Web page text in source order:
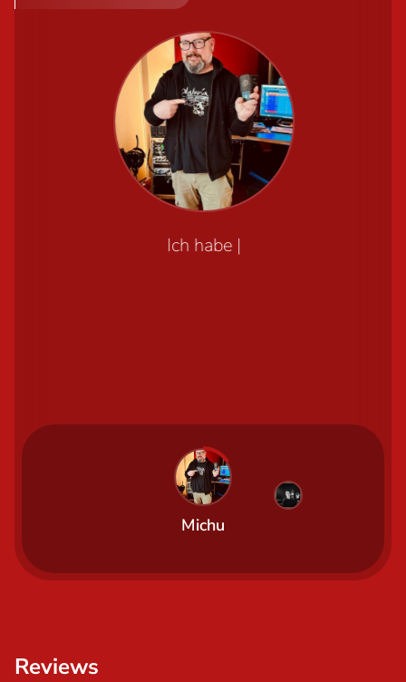
Ich habe mein erstes OC18 vor ein paar Jahren
Michu
Reviews